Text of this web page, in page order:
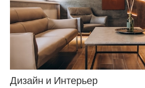
Дизайн и Интерьер